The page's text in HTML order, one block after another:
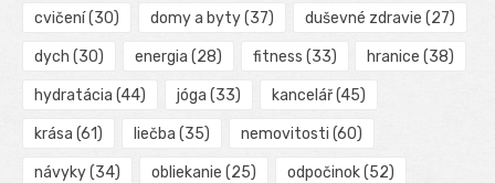
cvičení(30) domy a byty(37) duševné zdravie (27)
dych (30) energia (28) fitness (33) hranice (38)
hydratácia (44) jóga (33) kancelář(45)
krása (61) liečba (35) nemovitosti (60)
návyky(34) obliekanie (25) odpočinok(52)